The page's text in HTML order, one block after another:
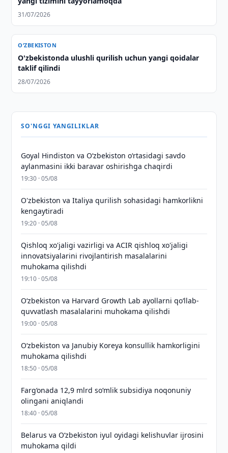
31/07/2026
O‘ZBEKISTON
O'zbekistonda ulushli qurilish uchun yangi qoidalar
taklif qilindi
28/07/2026
SO'NGGI YANGILIKLAR
Goyal Hindiston va Oʻzbekiston oʻrtasidagi savdo
aylanmasini ikki baravar oshirishga chaqirdi
19:30 · 05/08
O'zbekiston va Italiya qurilish sohasidagi hamkorlikni
kengaytiradi
19:20 · 05/08
Qishloq xo'jaligi vazirligi va ACIR qishloq xo'jaligi
innovatsiyalarini rivojlantirish masalalarini
muhokama qilishdi
19:10 · 05/08
Oʻzbekiston va Harvard Growth Lab ayollarni qoʻllab-
quvvatlash masalalarini muhokama qilishdi
19:00 · 05/08
Oʻzbekiston va Janubiy Koreya konsullik hamkorligini
muhokama qilishdi
18:50 · 05/08
Farg‘onada 12,9 mlrd so‘mlik subsidiya noqonuniy
olingani aniqlandi
18:40 · 05/08
Belarus va O‘zbekiston iyul oyidagi kelishuvlar ijrosini
muhokama qildi